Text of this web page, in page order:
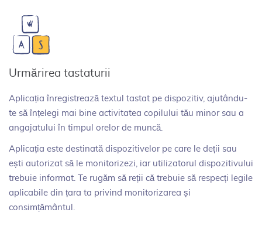
Urmărirea tastaturii
Aplicația înregistrează textul tastat pe dispozitiv, ajutându-
te să înțelegi mai bine activitatea copilului tău minor sau a
angajatului în timpul orelor de muncă.
Aplicația este destinată dispozitivelor pe care le deții sau
ești autorizat să le monitorizezi, iar utilizatorul dispozitivului
trebuie informat. Te rugăm să reții că trebuie să respecți legile
aplicabile din țara ta privind monitorizarea și
consimțământul.